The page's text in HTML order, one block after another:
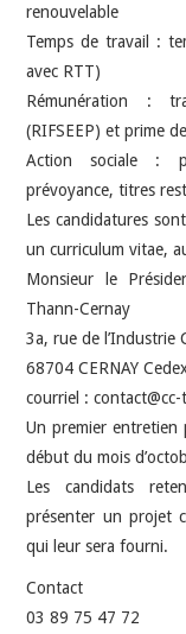
renouvelable
Temps de travail :
avec RTT)
Rémunération :
(RIFSEEP) et prime
Action sociale :
prévoyance, titres
Les candidatures
un curriculum vitae,
Monsieur le
Thann-Cernay
3a, rue de l’Industrie
68704 CERNAY
courriel :
Un premier entretien
début du mois
Les candidats
présenter un projet
qui leur sera fourni.
Contact
03 89 75 47 72